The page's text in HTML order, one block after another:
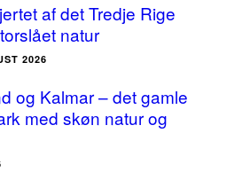
af det Tredje Rige
natur
2026
og Kalmar – det gamle
med skøn natur og